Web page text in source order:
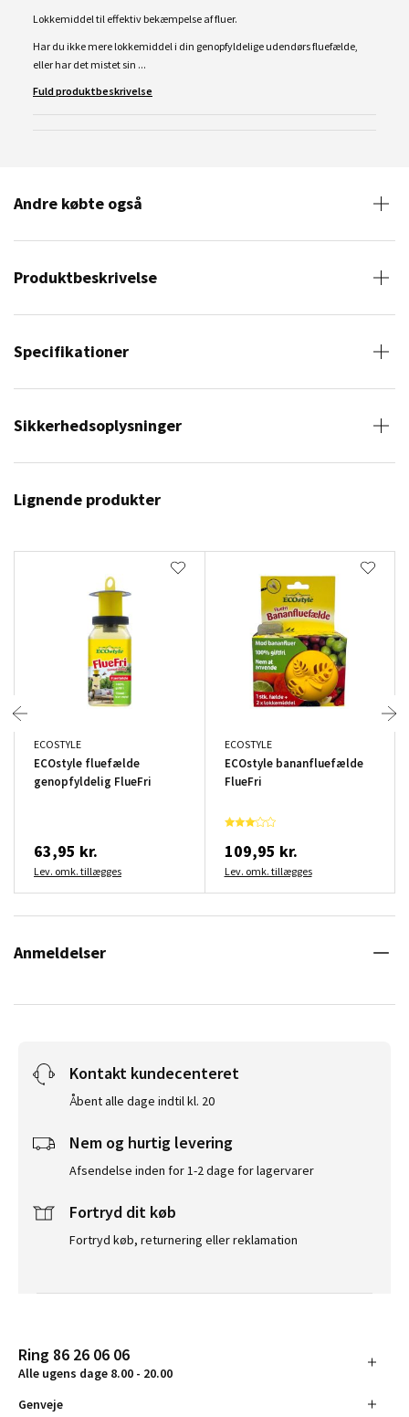
Lokkemiddel til effektiv bekæmpelse af fluer.
Har du ikke mere lokkemiddel i din genopfyldelige udendørs fluefælde,
eller har det mistet sin ...
Fuld produktbeskrivelse
Andre købte også
Produktbeskrivelse
Specifikationer
Sikkerhedsoplysninger
Lignende produkter
ECOSTYLE
ECOstyle fluefælde
genopfyldelig FlueFri
63,95 kr.
Lev. omk. tillægges
ECOSTYLE
ECOstyle bananfluefælde
FlueFri
109,95 kr.
Lev. omk. tillægges
Anmeldelser
Kontakt kundecenteret
Åbent alle dage indtil kl. 20
Nem og hurtig levering
Afsendelse inden for 1-2 dage for lagervarer
Fortryd dit køb
Fortryd køb, returnering eller reklamation
Ring 86 26 06 06
Alle ugens dage 8.00 - 20.00
Genveje